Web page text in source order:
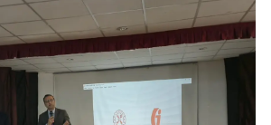
Kocaeli
Konya
Kütahya
Malatya